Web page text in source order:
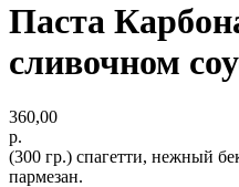
Паста
сливочном
360,00
р.
(300 гр.) спагетти, нежный
пармезан.